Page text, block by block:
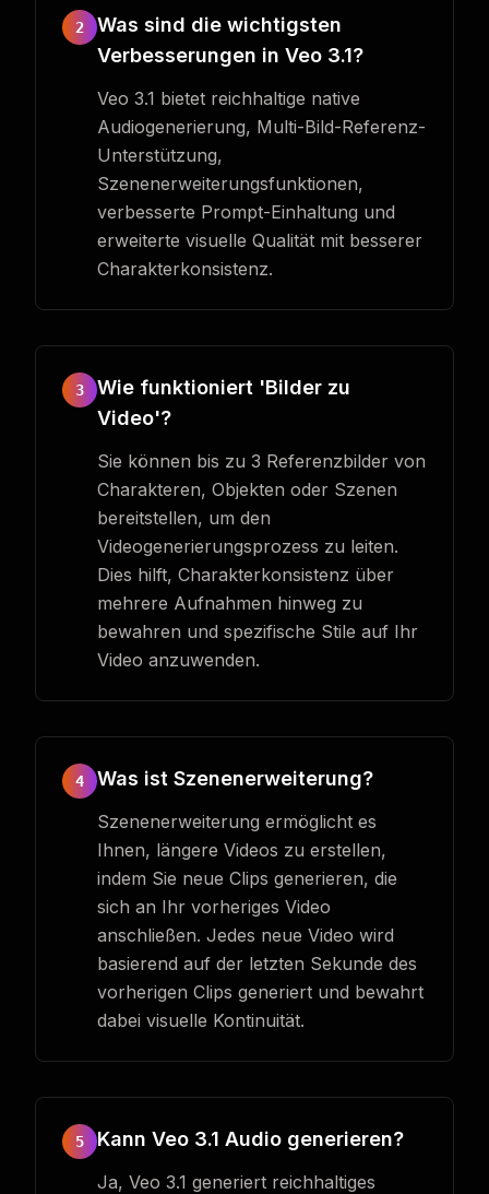
2
Was sind die wichtigsten
Verbesserungen in Veo 3.1?
Veo 3.1 bietet reichhaltige native
Audiogenerierung, Multi-Bild-Referenz-
Unterstützung,
Szenenerweiterungsfunktionen,
verbesserte Prompt-Einhaltung und
erweiterte visuelle Qualität mit besserer
Charakterkonsistenz.
3
Wie funktioniert 'Bilder zu
Video'?
Sie können bis zu 3 Referenzbilder von
Charakteren, Objekten oder Szenen
bereitstellen, um den
Videogenerierungsprozess zu leiten.
Dies hilft, Charakterkonsistenz über
mehrere Aufnahmen hinweg zu
bewahren und spezifische Stile auf Ihr
Video anzuwenden.
4 Was ist Szenenerweiterung?
Szenenerweiterung ermöglicht es
Ihnen, längere Videos zu erstellen,
indem Sie neue Clips generieren, die
sich an Ihr vorheriges Video
anschließen. Jedes neue Video wird
basierend auf der letzten Sekunde des
vorherigen Clips generiert und bewahrt
dabei visuelle Kontinuität.
5 Kann Veo 3.1 Audio generieren?
Ja, Veo 3.1 generiert reichhaltiges